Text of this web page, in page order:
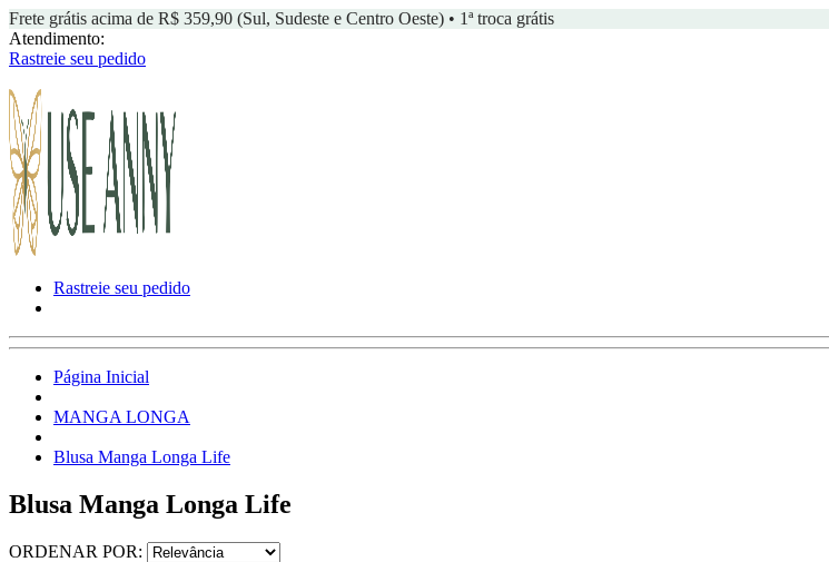
Frete grátis acima de R$ 359,90 (Sul, Sudeste e Centro Oeste) • 1ª troca grátis
Atendimento:
Rastreie seu pedido
Rastreie seu pedido
Página Inicial
MANGA LONGA
Blusa Manga Longa Life
Blusa Manga Longa Life
ORDENAR POR: